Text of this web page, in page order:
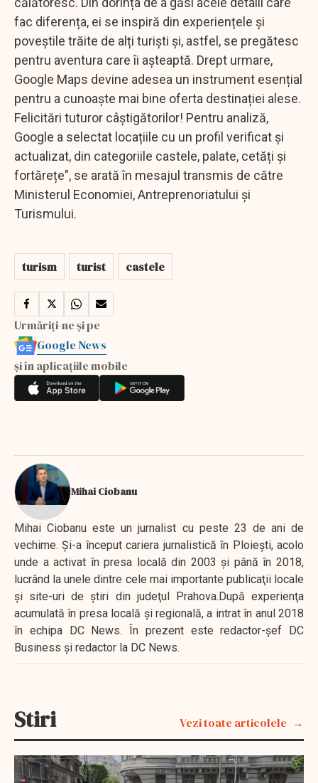
fac diferența, ei se inspiră din experiențele și
poveștile trăite de alți turiști și, astfel, se pregătesc
pentru aventura care îi așteaptă. Drept urmare,
Google Maps devine adesea un instrument esențial
pentru a cunoaște mai bine oferta destinației alese.
Felicitări tuturor câștigătorilor! Pentru analiză,
Google a selectat locațiile cu un profil verificat și
actualizat, din categoriile castele, palate, cetăți și
fortărețe", se arată în mesajul transmis de către
Ministerul Economiei, Antreprenoriatului și
Turismului.
turism turist castele
Urmăriți-ne și pe
Google News
și în aplicațiile mobile
Mihai Ciobanu
Mihai Ciobanu este un jurnalist cu peste 23 de ani de
vechime. Şi-a început cariera jurnalistică în Ploieşti, acolo
unde a activat în presa locală din 2003 şi până în 2018,
lucrând la unele dintre cele mai importante publicaţii locale
şi site-uri de ştiri din judeţul Prahova.După experienţa
acumulată în presa locală şi regională, a intrat în anul 2018
în echipa DC News. În prezent este redactor-şef DC
Business şi redactor la DC News.
Stiri Vezi toate articolele